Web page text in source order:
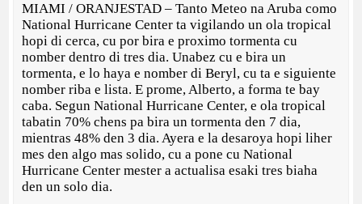
MIAMI / ORANJESTAD – Tanto Meteo na Aruba como
National Hurricane Center ta vigilando un ola tropical
hopi di cerca, cu por bira e proximo tormenta cu
nomber dentro di tres dia. Unabez cu e bira un
tormenta, e lo haya e nomber di Beryl, cu ta e siguiente
nomber riba e lista. E prome, Alberto, a forma te bay
caba. Segun National Hurricane Center, e ola tropical
tabatin 70% chens pa bira un tormenta den 7 dia,
mientras 48% den 3 dia. Ayera e la desaroya hopi liher
mes den algo mas solido, cu a pone cu National
Hurricane Center mester a actualisa esaki tres biaha
den un solo dia.